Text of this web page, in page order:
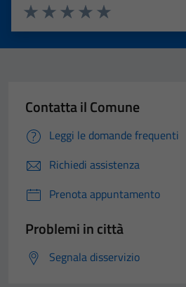
Valuta 5 stelle su 5
Valuta 4 stelle su 5
Valuta 3 stelle su 5
Valuta 2 stelle su 5
Valuta 1 stelle su 5
Contatta il Comune
Leggi le domande frequenti
Richiedi assistenza
Prenota appuntamento
Problemi in città
Segnala disservizio